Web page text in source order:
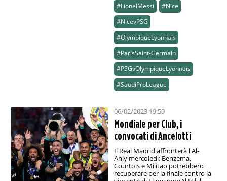
#LionelMessi
#Nice
#NicevPSG
#OlympiqueLyonnais
#ParisSaint-Germain
#PSGvOlympiqueLyonnais
#SaudiProLeague
06/02/2023 19:59
Mondiale per Club, i
convocati di Ancelotti
Il Real Madrid affronterà l'Al-
Ahly mercoledì: Benzema,
Courtois e Militao potrebbero
recuperare per la finale contro la